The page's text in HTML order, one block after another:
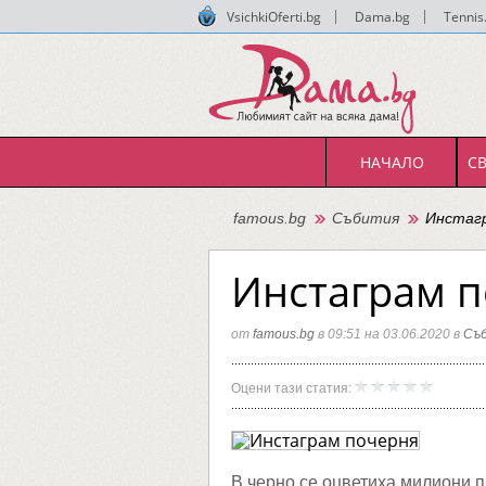
VsichkiOferti.bg Dama.bg
НАЧАЛО
famous.bg Събития
Инстаграм
от famous.bg в 09:51 на 03.06.2020 в
Оцени тази статия:
В черно се оцветиха милиони